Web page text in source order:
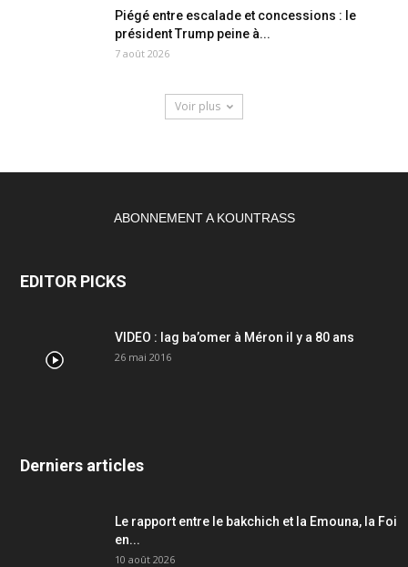
Piégé entre escalade et concessions : le
président Trump peine à...
7 août 2026
Voir plus
ABONNEMENT A KOUNTRASS
EDITOR PICKS
VIDEO : lag ba’omer à Méron il y a 80 ans
26 mai 2016
Derniers articles
Le rapport entre le bakchich et la Emouna, la Foi
en...
10 août 2026